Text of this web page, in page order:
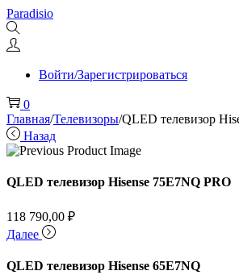
Перейти
к
навигации
Перейти
к
содержимому
Paradisio
Войти/Зарегистрироваться
0
Главная/Телевизоры/QLED телевизор
Назад
QLED телевизор Hisense 75E7NQ PRO
118 790,00 ₽
Далее
QLED телевизор Hisense 65E7NQ